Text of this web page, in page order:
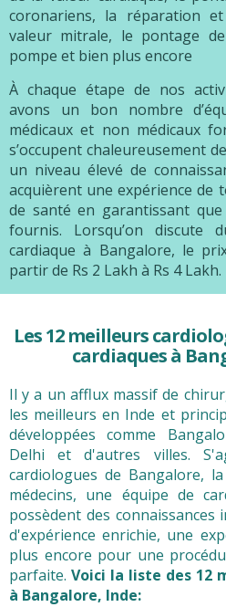
coronariens, la réparation
valeur mitrale, le pontage
pompe et bien plus encore
À chaque étape de nos
avons un bon nombre
médicaux et non médicaux
s’occupent chaleureusement
un niveau élevé de
acquièrent une expérience de
de santé en garantissant
fournis. Lorsqu’on discute
cardiaque à Bangalore, le
partir de Rs 2 Lakh à Rs 4 Lakh.
Les 12 meilleurs
cardiaques à
Il y a un afflux massif de
les meilleurs en Inde et
développées comme
Delhi et d'autres villes.
cardiologues de Bangalore,
médecins, une équipe de
possèdent des connaissances
d'expérience enrichie, une
plus encore pour une
parfaite. Voici la liste des 12
à Bangalore, Inde: